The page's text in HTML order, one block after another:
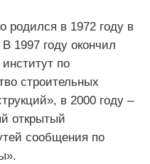
родился в 1972 году в
1997 году окончил
по
строительных
в 2000 году –
открытый
сообщения по